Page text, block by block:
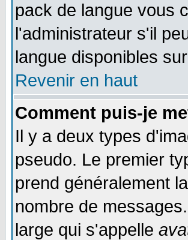
pack de langue vous
l'administrateur s'il
langue disponibles
Revenir en haut
Comment puis-je
Il y a deux types
pseudo. Le premier
prend généralement
nombre de
large qui s'appelle